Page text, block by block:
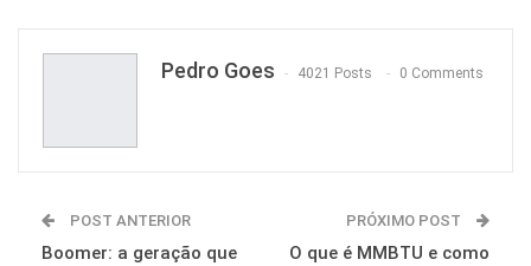
Pedro Goes 4021 Posts 0 Comments
POST ANTERIOR
Boomer: a geração que
PRÓXIMO POST
O que é MMBTU e como